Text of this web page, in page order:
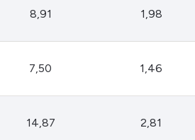
Meta
Coca-Cola
Ver todos
8,91 1,98
7,50 1,46
14,87 2,81